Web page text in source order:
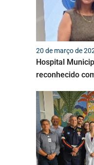
20 de março de
Hospital
reconhecido